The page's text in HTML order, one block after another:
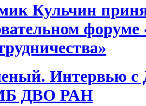
Кульчин
Интервью с
ДВО РАН